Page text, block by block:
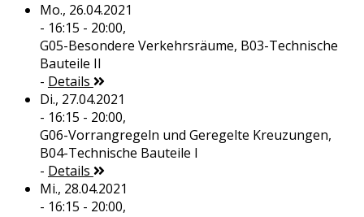
Mo., 26.04.2021
- 16:15 - 20:00,
G05-Besondere Verkehrsräume, B03-Technische
Bauteile II
- Details
Di., 27.04.2021
- 16:15 - 20:00,
G06-Vorrangregeln und Geregelte Kreuzungen,
B04-Technische Bauteile I
- Details
Mi., 28.04.2021
- 16:15 - 20:00,